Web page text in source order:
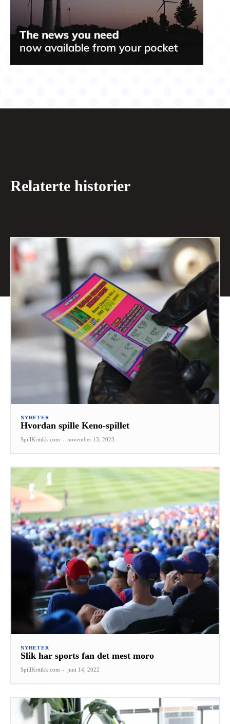
Relaterte historier
NYHETER
Hvordan spille Keno-spillet
SpillKritikk.com - november 13, 2023
NYHETER
Slik har sports fan det mest moro
SpillKritikk.com - juni 14, 2022